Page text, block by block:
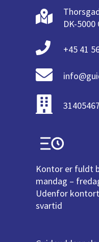
DK-5000
+45 41
31405467
Kontor er fuldt
mandag –
Udenfor
svartid